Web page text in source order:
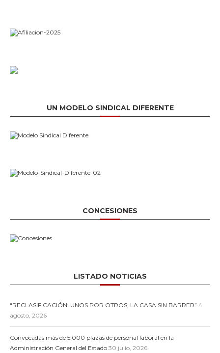
UN MODELO SINDICAL DIFERENTE
CONCESIONES
LISTADO NOTICIAS
“RECLASIFICACIÓN: UNOS POR OTROS, LA CASA SIN BARRER” 4
agosto, 2026
Convocadas más de 5.000 plazas de personal laboral en la
Administración General del Estado 30 julio, 2026